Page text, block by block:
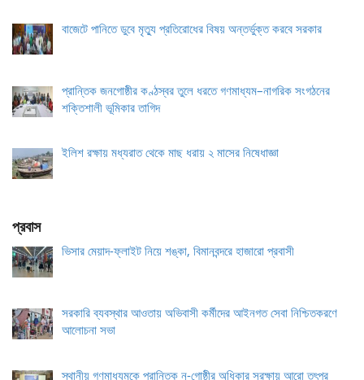
বাজেটে পানিতে ডুবে মৃত্যু প্রতিরোধের বিষয় অন্তর্ভুক্ত করবে সরকার
প্রান্তিক জনগোষ্ঠীর কণ্ঠস্বর তুলে ধরতে গণমাধ্যম–নাগরিক সংগঠনের
শক্তিশালী ভূমিকার তাগিদ
ইলিশ রক্ষায় মধ্যরাত থেকে মাছ ধরায় ২ মাসের নিষেধাজ্ঞা
প্রবাস
ভিসার মেয়াদ-ফ্লাইট নিয়ে শঙ্কা, বিমানবন্দরে হাজারো প্রবাসী
সরকারি ব্যবস্থার আওতায় অভিবাসী কর্মীদের আইনগত সেবা নিশ্চিতকরণে
আলোচনা সভা
স্থানীয় গণমাধ্যমকে প্রান্তিক নৃ-গোষ্ঠীর অধিকার সুরক্ষায় আরো তৎপর